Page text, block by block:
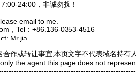
24:00，非诚勿扰！
email to me.
，Tel：+86.136-0353-4516
Mr.jia
合作或转让事宜,本页文字不代表域名持有
the agent.this page does not